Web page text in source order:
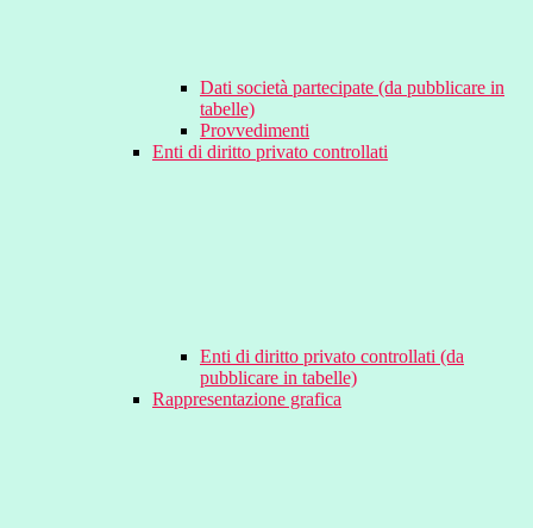
Dati società partecipate (da pubblicare in
tabelle)
Provvedimenti
Enti di diritto privato controllati
Enti di diritto privato controllati (da
pubblicare in tabelle)
Rappresentazione grafica